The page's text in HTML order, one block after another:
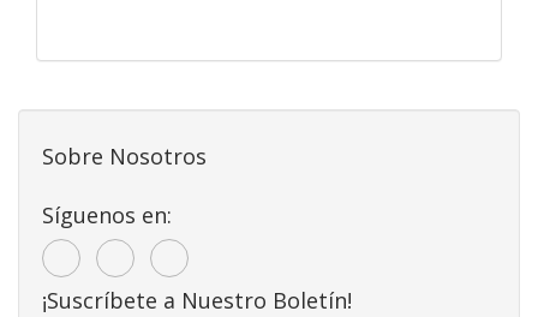
Sobre Nosotros
Síguenos en:
¡Suscríbete a Nuestro Boletín!